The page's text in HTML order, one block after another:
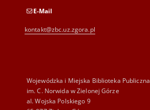
E-Mail
kontakt@zbc.uz.zgora.pl
Wojewódzka i Miejska Biblioteka Publiczna
im. C. Norwida w Zielonej Górze
al. Wojska Polskiego 9